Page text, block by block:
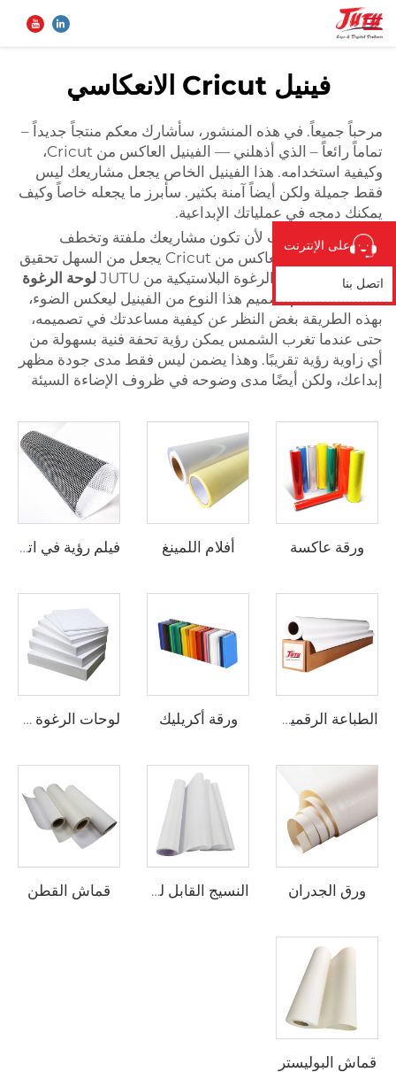
المنتجات
من نحن
تطبيق
الأخبار
اتصل بنا
بحث
على الإنترنت
اتصل بنا
فينيل Cricut الانعكاسي
مرحباً جميعاً. في هذه المنشور، سأشارك معكم منتجاً جديداً –
تماماً رائعاً – الذي أذهلني — الفينيل العاكس من Cricut،
وكيفية استخدامه. هذا الفينيل الخاص يجعل مشاريعك ليس
فقط جميلة ولكن أيضاً آمنة بكثير. سأبرز ما يجعله خاصاً وكيف
يمكنك دمجه في عملياتك الإبداعية.
هل سبق وأن رغبت لأن تكون مشاريعك ملفتة وتخطف
الأنظار؟ الفينيل العاكس من Cricut يجعل من السهل تحقيق
ذلك، وكذلك ألواح الرغوة البلاستيكية من JUTU
لوحة الرغوة
البلاستيكية. يتم تصميم هذا النوع من الفينيل ليعكس الضوء،
بهذه الطريقة بغض النظر عن كيفية مساعدتك في تصميمه،
حتى عندما تغرب الشمس يمكن رؤية تحفة فنية بسهولة من
أي زاوية رؤية تقريبًا. وهذا يضمن ليس فقط مدى جودة مظهر
إبداعك، ولكن أيضًا مدى وضوحه في ظروف الإضاءة السيئة
ورقة عاكسة أفلام اللمينغ فيلم رؤية في اتجاه واحد
الطباعة الرقمية الفينيل ورقة أكريليك لوحات الرغوة من البيوفيك
ورق الجدران النسيج القابل للطباعة قماش القطن
قماش البوليستر